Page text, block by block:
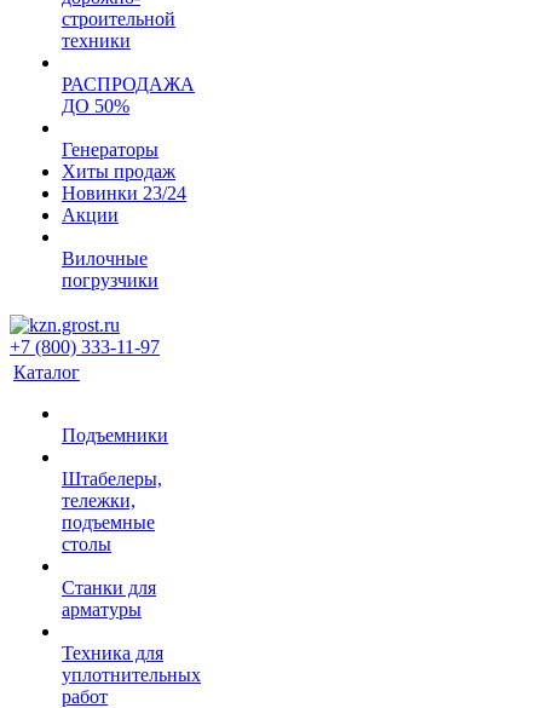
строительной
техники
РАСПРОДАЖА
ДО 50%
Генераторы
Хиты продаж
Новинки 23/24
Акции
Вилочные
погрузчики
+7 (800) 333-11-97
Каталог
Подъемники
Штабелеры,
тележки,
подъемные
столы
Станки для
арматуры
Техника для
уплотнительных
работ